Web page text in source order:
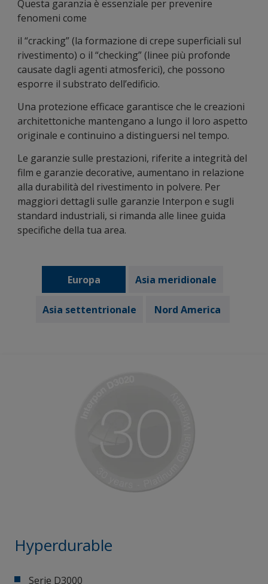
Questa garanzia è essenziale per prevenire
fenomeni come
il “cracking” (la formazione di crepe superficiali sul
rivestimento) o il “checking” (linee più profonde
causate dagli agenti atmosferici), che possono
esporre il substrato dell’edificio.
Una protezione efficace garantisce che le creazioni
architettoniche mantengano a lungo il loro aspetto
originale e continuino a distinguersi nel tempo.
Le garanzie sulle prestazioni, riferite a integrità del
film e garanzie decorative, aumentano in relazione
alla durabilità del rivestimento in polvere. Per
maggiori dettagli sulle garanzie Interpon e sugli
standard industriali, si rimanda alle linee guida
specifiche della tua area.
Europa Asia meridionale
Asia settentrionale Nord America
Hyperdurable
Serie D3000